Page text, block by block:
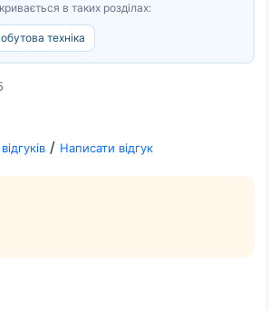
в таких розділах:
техніка
/ Написати відгук